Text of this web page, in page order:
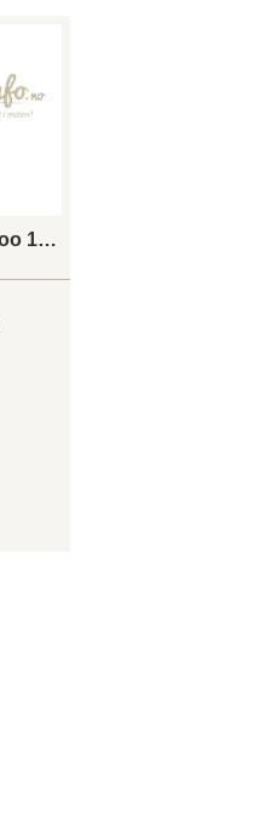
Arbequina evoo 12x500ml